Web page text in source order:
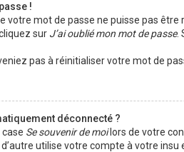
!
votre mot de passe ne puisse pas
sur J’ai oublié mon mot de passe.
pas à réinitialiser votre mot de
déconnecté ?
case Se souvenir de moilors de votre
utilise votre compte à votre